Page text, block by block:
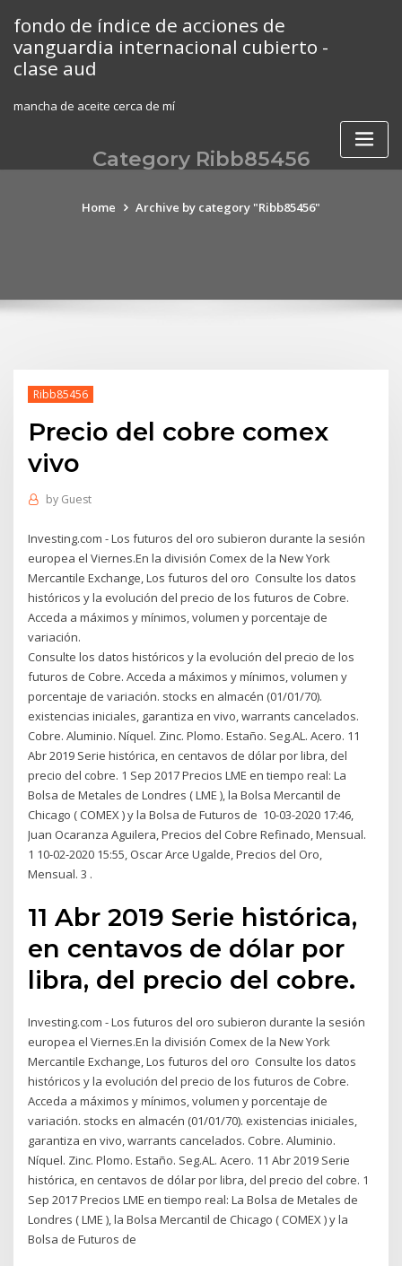
content
fondo de índice de acciones de
vanguardia internacional cubierto -
clase aud
mancha de aceite cerca de mí
Category Ribb85456
Home Archive by category "Ribb85456"
Ribb85456
Precio del cobre comex
vivo
by Guest
Investing.com - Los futuros del oro subieron durante la sesión
europea el Viernes.En la división Comex de la New York
Mercantile Exchange, Los futuros del oro Consulte los datos
históricos y la evolución del precio de los futuros de Cobre.
Acceda a máximos y mínimos, volumen y porcentaje de
variación.
Consulte los datos históricos y la evolución del precio de los
futuros de Cobre. Acceda a máximos y mínimos, volumen y
porcentaje de variación. stocks en almacén (01/01/70).
existencias iniciales, garantiza en vivo, warrants cancelados.
Cobre. Aluminio. Níquel. Zinc. Plomo. Estaño. Seg.AL. Acero. 11
Abr 2019 Serie histórica, en centavos de dólar por libra, del
precio del cobre. 1 Sep 2017 Precios LME en tiempo real: La
Bolsa de Metales de Londres ( LME ), la Bolsa Mercantil de
Chicago ( COMEX ) y la Bolsa de Futuros de 10-03-2020 17:46,
Juan Ocaranza Aguilera, Precios del Cobre Refinado, Mensual.
1 10-02-2020 15:55, Oscar Arce Ugalde, Precios del Oro,
Mensual. 3 .
11 Abr 2019 Serie histórica,
en centavos de dólar por
libra, del precio del cobre.
Investing.com - Los futuros del oro subieron durante la sesión
europea el Viernes.En la división Comex de la New York
Mercantile Exchange, Los futuros del oro Consulte los datos
históricos y la evolución del precio de los futuros de Cobre.
Acceda a máximos y mínimos, volumen y porcentaje de
variación. stocks en almacén (01/01/70). existencias iniciales,
garantiza en vivo, warrants cancelados. Cobre. Aluminio.
Níquel. Zinc. Plomo. Estaño. Seg.AL. Acero. 11 Abr 2019 Serie
histórica, en centavos de dólar por libra, del precio del cobre. 1
Sep 2017 Precios LME en tiempo real: La Bolsa de Metales de
Londres ( LME ), la Bolsa Mercantil de Chicago ( COMEX ) y la
Bolsa de Futuros de